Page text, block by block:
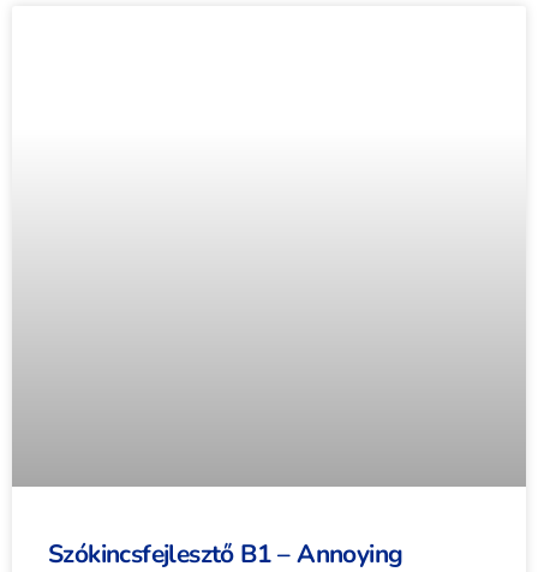
Szókincsfejlesztő B1 – Annoying